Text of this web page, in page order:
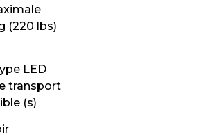
(220 lbs)
LED
transport
(s)